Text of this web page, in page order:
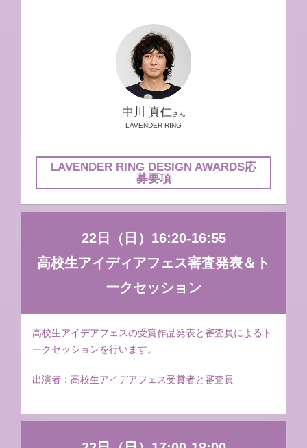
中川 真仁さん
LAVENDER RING
LAVENDER RING DESIGN AWARDS応
募要項
22日（日）16:20-16:55
高校生アイディアフェス審査発表＆ト
ークセッション
高校生アイデアフェスの受賞作品発表と審査員によるト
ークセッションを行います。
出演者：高校生アイデアフェス受賞者と審査員